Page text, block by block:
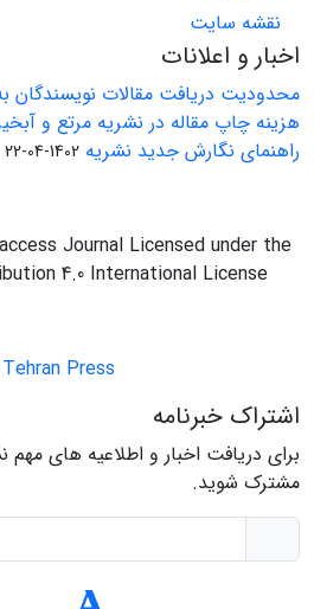
نقشه سایت
اخبار و اعلانات
محدودیت دریافت مقالات نویسندگان
هزینه چاپ مقاله در نشریه مرتع و
راهنمای نگارش جدید نشریه 1402-04-22
Journal Licensed under the
4.0 International License
Press
اشتراک خبرنامه
برای دریافت اخبار و اطلاعیه های مهم
مشترک شوید.